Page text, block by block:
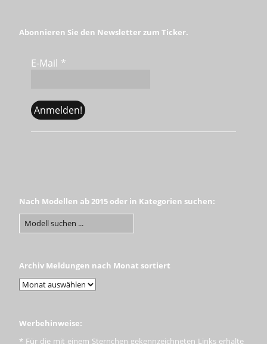
Abonnieren Sie den Newsletter zum Ticker.
E-Mail *
Nach Modellen ab 2015 oder in Kategorien suchen:
Archiv Meldungen nach Monat sortiert
Werbehinweise:
* Für die mit einem Sternchen gekennzeichneten Links erhalte